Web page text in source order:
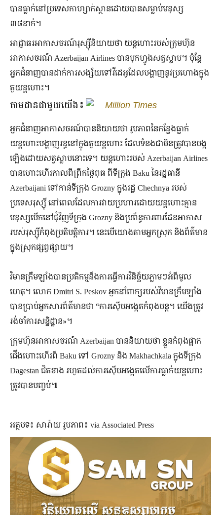
បានធ្លាក់នៅប្រទេសកាហ្សាក់ស្ថានដោយបានសម្លាប់មនុស្ស
៣៨នាក់។
អាជ្ញាធរអាកាសចរណ៍រុស្ស៊ីនិយាយថា យន្តហោះរបស់ក្រុមហ៊ុន
អាកាសចរណ៍ Azerbaijan Airlines បានបុកហ្វូងសត្វស្លាប។ ប៉ុន្តែ​
អ្នកជំនាញ​បាន​ដាក់​ការសង្ស័យ​ទៅ​វីដេអូ​ដែល​បង្ហាញ​នូវ​ប្រហោង​ក្នុង​
តួ​យន្តហោះ។
តាមដានជាមួយយើង៖ Million Times
អ្នកជំនាញអាកាសចរណ៍បាននិយាយថា រូបភាពនៃកន្លែងធ្លាក់
យន្តហោះបង្ហាញរន្ធនៅក្នុងតួយន្តហោះ ដែលទំនងជាមិនត្រូវបានបង្ក
ឡើងដោយសត្វស្លាបនោះទេ។ យន្តហោះរបស់ Azerbaijan Airlines
បានហោះហើរកាលពីព្រឹកថ្ងៃពុធ ពីទីក្រុង Baku នៃរដ្ឋធានី
Azerbaijani ទៅកាន់ទីក្រុង Grozny ក្នុងរដ្ឋ Chechnya របស់
ប្រទេសរុស្ស៊ី នៅពេលដែលការវាយប្រហារដោយយន្តហោះគ្មាន
មនុស្សបើកនៅជុំវិញទីក្រុង Grozny និងប្រព័ន្ធការពារដែនអាកាស
របស់រុស្ស៊ីកំពុងប្រតិបត្តិការ។ នេះបើយោងតាមអ្នកស្រុក និងព័ត៌មាន
ក្នុងស្រុកផ្សព្វផ្សាយ។
វិមានក្រឹមឡាំងបានប្រតិកម្មនឹងការធ្វើការវិនិច្ឆ័យភ្លាមៗអំពីមូល
ហេតុ។ លោក Dmitri S. Peskov អ្នកនាំពាក្យរបស់វិមានក្រឹមឡាំង
បានប្រាប់អ្នកសារព័ត៌មានថា “ការស៊ើបអង្កេតកំពុងបន្ត។ យើង​ត្រូវ​
រង់ចាំ​ការ​សន្និដ្ឋាន​»។
ក្រុមហ៊ុនអាកាសចរណ៍ Azerbaijan បាននិយាយថា ខ្លួនកំពុងផ្អាក
ជើងហោះហើរពី Baku ទៅ Grozny និង Makhachkala ក្នុងទីក្រុង
Dagestan ជិតខាង រហូតដល់ការស៊ើបអង្កេតលើការធ្លាក់យន្តហោះ
ត្រូវបានបញ្ចប់៕
អត្ថបទ៖ សារ៉ាយ រូបភាព៖ via Associated Press